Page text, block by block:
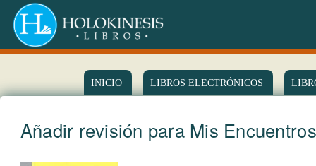
INICIO LIBROS ELECTRÓNICOS
Añadir revisión para Mis